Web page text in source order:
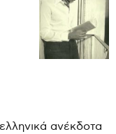
ανέκδοτα